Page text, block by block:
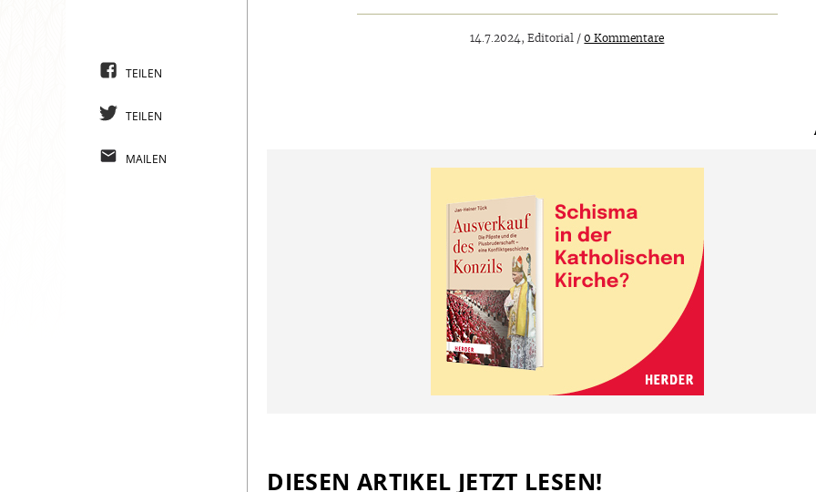
14.7.2024, Editorial /0 Kommentare
DIESEN ARTIKEL JETZT LESEN!
TEILEN
TEILEN
MAILEN